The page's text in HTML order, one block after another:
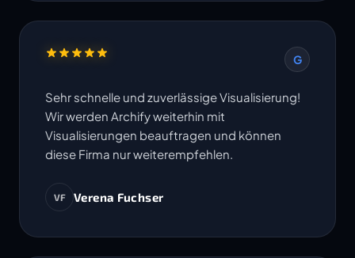
G
Sehr schnelle und zuverlässige Visualisierung!
Wir werden Archify weiterhin mit
Visualisierungen beauftragen und können
diese Firma nur weiterempfehlen.
VF Verena Fuchser